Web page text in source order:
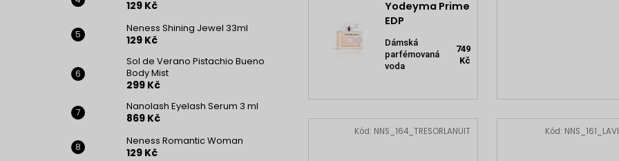
129 Kč
Neness Shining Jewel 33ml
129 Kč
Sol de Verano Pistachio Bueno
Body Mist
299 Kč
Nanolash Eyelash Serum 3 ml
869 Kč
Neness Romantic Woman
129 Kč
Yodeyma Prime
EDP
Dámská
parfémovaná
voda
749
Kč
Kód: NNS_164_TRESORLANUIT Kód: